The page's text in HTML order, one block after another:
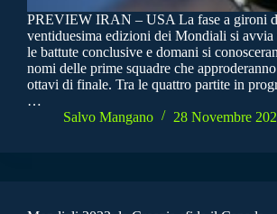
PREVIEW IRAN – USA La fase a gironi
ventiduesima edizioni dei Mondiali si avvia
le battute conclusive e domani si
nomi delle prime squadre che
ottavi di finale. Tra le quattro partite in
…
Salvo Mangano
28 Novembre